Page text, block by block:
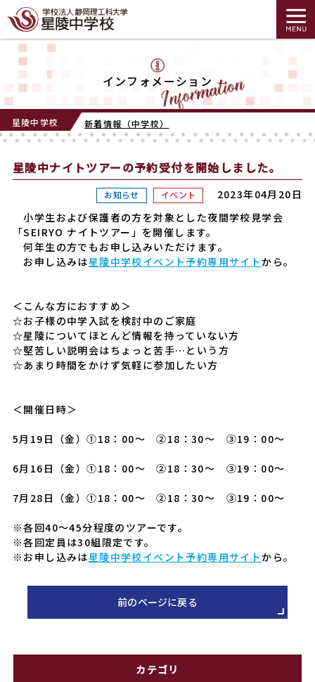
インフォメーション
星陵中学校 新着情報（中学校）
星陵中ナイトツアーの予約受付を開始しました。
お知らせ イベント
2023年04月20日
小学生および保護者の方を対象とした夜間学校見学会
「SEIRYO ナイトツアー」を開催します。
何年生の方でもお申し込みいただけます。
お申し込みは星陵中学校イベント予約専用サイトから。
＜こんな方におすすめ＞
☆お子様の中学入試を検討中のご家庭
☆星陵についてほとんど情報を持っていない方
☆堅苦しい説明会はちょっと苦手…という方
☆あまり時間をかけず気軽に参加したい方
＜開催日時＞
5月19日（金）①18：00～ ②18：30～ ③19：00～
6月16日（金）①18：00～ ②18：30～ ③19：00～
7月28日（金）①18：00～ ②18：30～ ③19：00～
※各回40～45分程度のツアーです。
※各回定員は30組限定です。
※お申し込みは星陵中学校イベント予約専用サイトから。
前のページに戻る
カテゴリ